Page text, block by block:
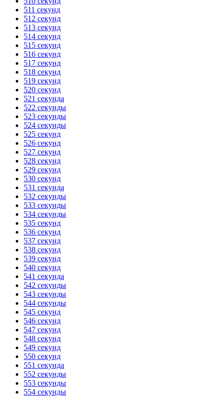
511 секунд
512 секунд
513 секунд
514 секунд
515 секунд
516 секунд
517 секунд
518 секунд
519 секунд
520 секунд
521 секунда
522 секунды
523 секунды
524 секунды
525 секунд
526 секунд
527 секунд
528 секунд
529 секунд
530 секунд
531 секунда
532 секунды
533 секунды
534 секунды
535 секунд
536 секунд
537 секунд
538 секунд
539 секунд
540 секунд
541 секунда
542 секунды
543 секунды
544 секунды
545 секунд
546 секунд
547 секунд
548 секунд
549 секунд
550 секунд
551 секунда
552 секунды
553 секунды
554 секунды